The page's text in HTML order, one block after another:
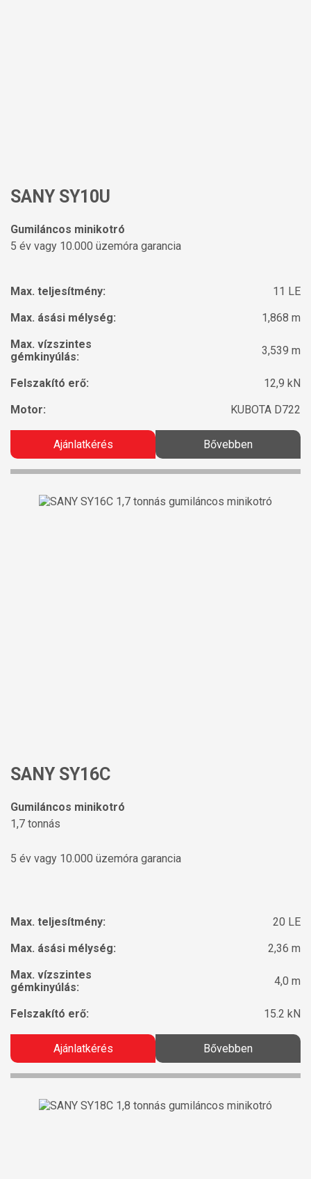
SANY SY10U
Gumiláncos minikotró
5 év vagy 10.000 üzemóra garancia
Max. teljesítmény:
11 LE
Max. ásási mélység:
1,868 m
Max. vízszintes
gémkinyúlás:
3,539 m
Felszakító erő:
12,9 kN
Motor:
KUBOTA D722
Ajánlatkérés Bővebben
SANY SY16C
Gumiláncos minikotró
1,7 tonnás
5 év vagy 10.000 üzemóra garancia
Max. teljesítmény:
20 LE
Max. ásási mélység:
2,36 m
Max. vízszintes
gémkinyúlás:
4,0 m
Felszakító erő: 15.2 kN
Ajánlatkérés Bővebben